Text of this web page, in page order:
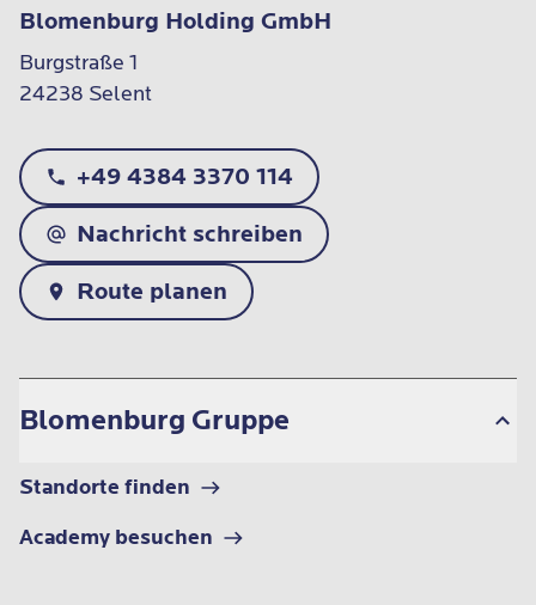
Blomenburg Holding GmbH
Burgstraße 1
24238 Selent
+49 4384 3370 114
Nachricht schreiben
Route planen
Blomenburg Gruppe
Standorte finden
Academy besuchen